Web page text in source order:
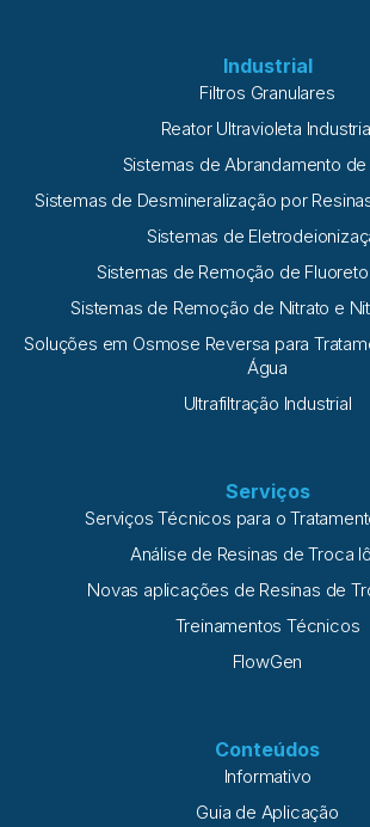
Industrial
Filtros Granulares
Reator Ultravioleta
Sistemas de Abrandamento de
Sistemas de Desmineralização por
Sistemas de
Sistemas de Remoção de
Sistemas de Remoção de Nitrato e
Soluções em Osmose Reversa para
Água
Ultrafiltração Industrial
Serviços
Serviços Técnicos para o
Análise de Resinas de Troca
Novas aplicações de Resinas de
Treinamentos Técnicos
FlowGen
Conteúdos
Informativo
Guia de Aplicação